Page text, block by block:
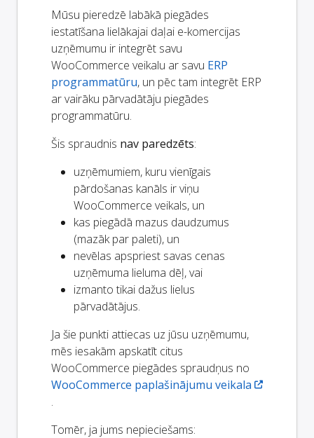
Mūsu pieredzē labākā piegādes
iestatīšana lielākajai daļai e-komercijas
uzņēmumu ir integrēt savu
WooCommerce veikalu ar savu ERP
programmatūru, un pēc tam integrēt ERP
ar vairāku pārvadātāju piegādes
programmatūru.
Šis spraudnis nav paredzēts:
uzņēmumiem, kuru vienīgais
pārdošanas kanāls ir viņu
WooCommerce veikals, un
kas piegādā mazus daudzumus
(mazāk par paleti), un
nevēlas apspriest savas cenas
uzņēmuma lieluma dēļ, vai
izmanto tikai dažus lielus
pārvadātājus.
Ja šie punkti attiecas uz jūsu uzņēmumu,
mēs iesakām apskatīt citus
WooCommerce piegādes spraudņus no
WooCommerce paplašinājumu veikala
.
Tomēr, ja jums nepieciešams: